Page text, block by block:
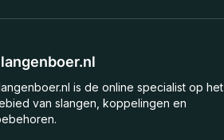
is de online specialist op het
van slangen, koppelingen en